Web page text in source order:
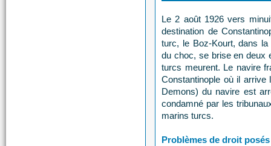
Le 2 août 1926 vers
destination de
turc, le Boz-Kourt, dans
du choc, se brise en deux
turcs meurent. Le navire
Constantinople où il
Demons) du navire est
condamné par les
marins turcs.
Problèmes de droit posés